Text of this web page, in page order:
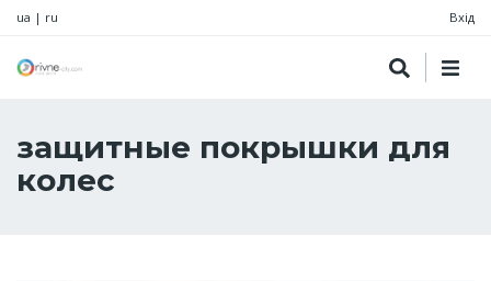
ua | ru Вхід
защитные покрышки для
колес